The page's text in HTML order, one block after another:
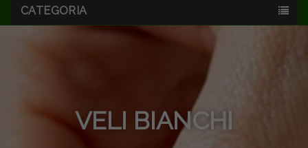
CATEGORIA
VELI BIANCHI